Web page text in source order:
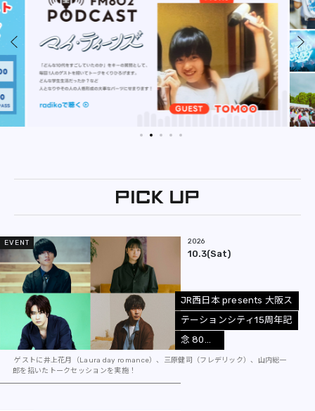
EVENT 2026
10.3(Sat)
JR西 日 本 presents 大阪ス
テーシ ョ ンシティ15周年記
念 80
ゲストに井上花月（Laura day romance）、三原健司（フレデリック）、山内総一
郎を招いたトークセッションを実施！